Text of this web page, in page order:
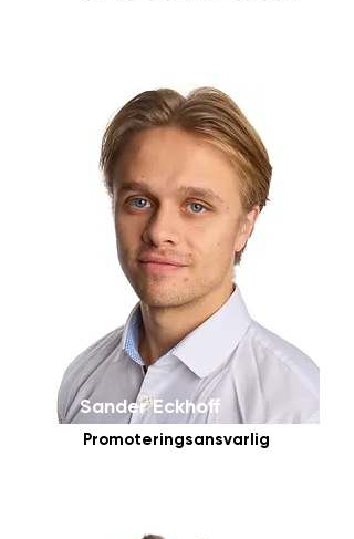
Sander Eckhoff
Promoteringsansvarlig